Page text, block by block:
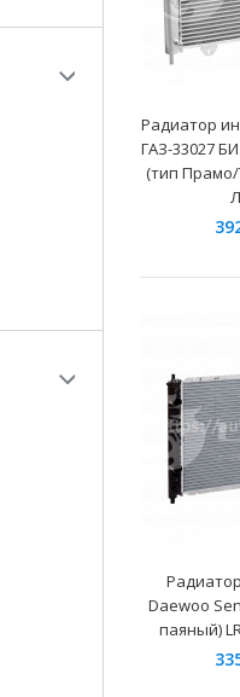
Радиатор
ГАЗ-33027
(тип Прамо/
Daewoo
паяный)